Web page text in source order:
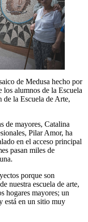
de Medusa hecho por
los alumnos de la Escuela
la Escuela de Arte,
de mayores, Catalina
Pilar Amor, ha
en el acceso principal
pasan miles de
porque son
nuestra escuela de arte,
hogares mayores; un
está en un sitio muy